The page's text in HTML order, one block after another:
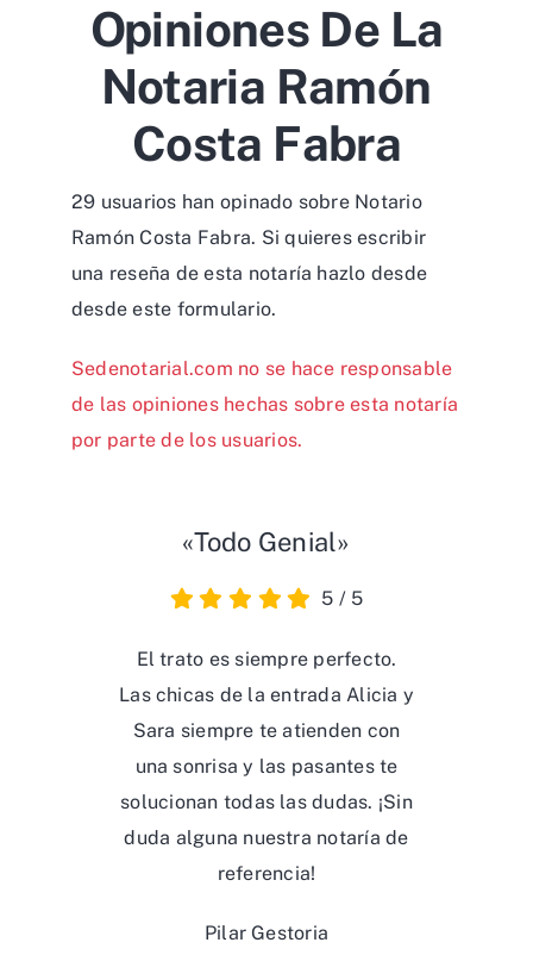
Opiniones De La
Notaria Ramón
Costa Fabra
29 usuarios han opinado sobre Notario
Ramón Costa Fabra. Si quieres escribir
una reseña de esta notaría hazlo desde
desdeeste formulario.
Sedenotarial.com no se hace responsable
de las opiniones hechas sobre esta notaría
por parte de los usuarios.
«Todo Genial»
5 / 5
El trato es siempre perfecto.
Las chicas de la entrada Alicia y
Sara siempre te atienden con
una sonrisa y las pasantes te
solucionan todas las dudas. ¡Sin
duda alguna nuestra notaría de
referencia!
Pilar Gestoria